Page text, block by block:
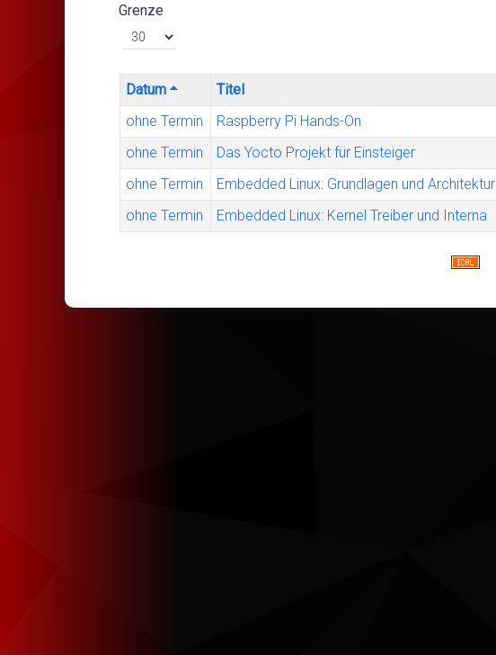
Grenze
Datum Titel
ohne Termin
Raspberry Pi Hands-On
ohne Termin
Das Yocto Projekt für Einsteiger
ohne Termin
Embedded Linux: Grundlagen und Architektur
ohne Termin
Embedded Linux: Kernel Treiber und Interna